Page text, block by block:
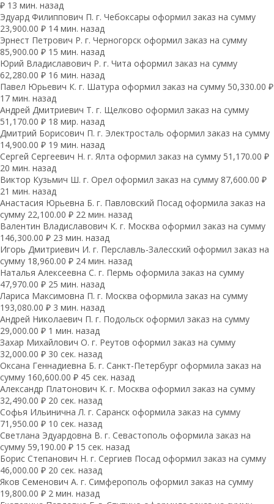
₽ 13 мин. назад
Эдуард Филиппович П. г. Чебоксары оформил заказ на сумму
23,900.00 ₽ 14 мин. назад
Эрнест Петрович Р. г. Черногорск оформил заказ на сумму
85,900.00 ₽ 15 мин. назад
Юрий Владиславович Р. г. Чита оформил заказ на сумму
62,280.00 ₽ 16 мин. назад
Павел Юрьевич К. г. Шатура оформил заказ на сумму 50,330.00 ₽
17 мин. назад
Андрей Дмитриевич Т. г. Щелково оформил заказ на сумму
51,170.00 ₽ 18 мир. назад
Дмитрий Борисович П. г. Электросталь оформил заказ на сумму
14,900.00 ₽ 19 мин. назад
Сергей Сергеевич Н. г. Ялта оформил заказ на сумму 51,170.00 ₽
20 мин. назад
Виктор Кузьмич Ш. г. Орел оформил заказ на сумму 87,600.00 ₽
21 мин. назад
Анастасия Юрьевна Б. г. Павловский Посад оформила заказ на
сумму 22,100.00 ₽ 22 мин. назад
Валентин Владиславович К. г. Москва оформил заказ на сумму
146,300.00 ₽ 23 мин. назад
Игорь Дмитриевич И. г. Перславль-Залесский оформил заказ на
сумму 18,960.00 ₽ 24 мин. назад
Наталья Алексеевна С. г. Пермь оформила заказ на сумму
47,970.00 ₽ 25 мин. назад
Лариса Максимовна П. г. Москва оформила заказ на сумму
193,080.00 ₽ 3 мин. назад
Андрей Николаевич П. г. Подольск оформил заказ на сумму
29,000.00 ₽ 1 мин. назад
Захар Михайлович О. г. Реутов оформил заказ на сумму
32,000.00 ₽ 30 сек. назад
Оксана Геннадиевна Б. г. Санкт-Петербург оформила заказ на
сумму 160,600.00 ₽ 45 сек. назад
Александр Платонович К. г. Москва оформил заказ на сумму
32,490.00 ₽ 20 сек. назад
Софья Ильинична Л. г. Саранск оформила заказ на сумму
71,950.00 ₽ 10 сек. назад
Светлана Эдуардовна В. г. Севастополь оформила заказ на
сумму 59,190.00 ₽ 15 сек. назад
Борис Степанович Н. г. Сергиев Посад оформил заказ на сумму
46,000.00 ₽ 20 сек. назад
Яков Семенович А. г. Симферополь оформил заказ на сумму
19,800.00 ₽ 2 мин. назад